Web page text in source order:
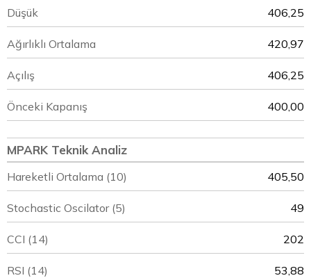
Düşük 406,25
Ağırlıklı Ortalama 420,97
Açılış 406,25
Önceki Kapanış 400,00
MPARK Teknik Analiz
Hareketli Ortalama (10) 405,50
Stochastic Oscilator (5) 49
CCI (14) 202
RSI (14) 53,88